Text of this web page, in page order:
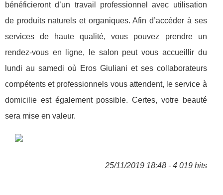
bénéficieront d’un travail professionnel avec utilisation
de produits naturels et organiques. Afin d’accéder à ses
services de haute qualité, vous pouvez prendre un
rendez-vous en ligne, le salon peut vous accueillir du
lundi au samedi où Eros Giuliani et ses collaborateurs
compétents et professionnels vous attendent, le service à
domicilie est également possible. Certes, votre beauté
sera mise en valeur.
25/11/2019 18:48 - 4 019 hits